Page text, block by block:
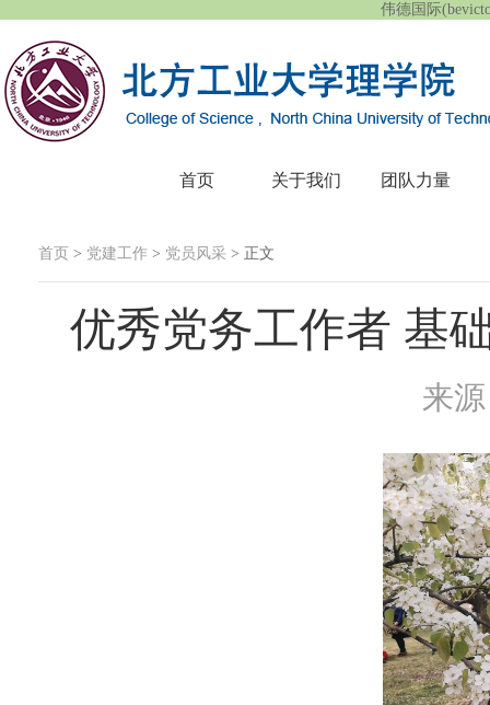
伟德国际
首页 关于我们 团队力量
首页 > 党建工作 > 党员风采 > 正文
优秀党务工作者 基
来